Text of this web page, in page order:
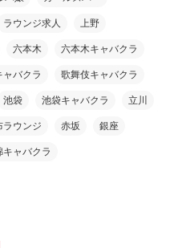
ラウンジ求人 上野
六本木 六本木キャバクラ
ャバクラ 歌舞伎キャバクラ
池袋 池袋キャバクラ 立川
ラウンジ 赤坂 銀座
キャバクラ